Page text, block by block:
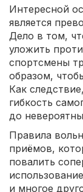
Интересной
является
Дело в том,
уложить
спортсмены
образом,
Как
гибкость
до
Правила
приёмов,
повалить
и многое